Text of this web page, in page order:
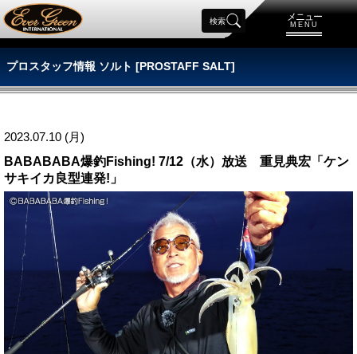
メニュー
MENU
検索
プロスタッフ情報 ソルト [PROSTAFF SALT]
2023.07.10 (月)
BABABABA爆釣Fishing! 7/12（水）放送 重見典宏「ケン
サキイカ良型連発!」